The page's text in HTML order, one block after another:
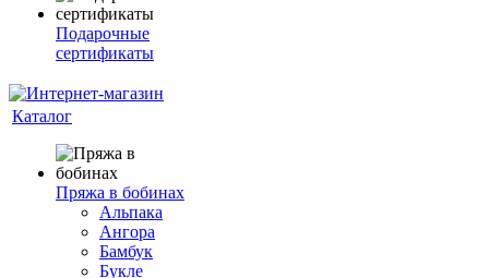
Подарочные
сертификаты
Каталог
Пряжа в бобинах
Альпака
Ангора
Бамбук
Букле